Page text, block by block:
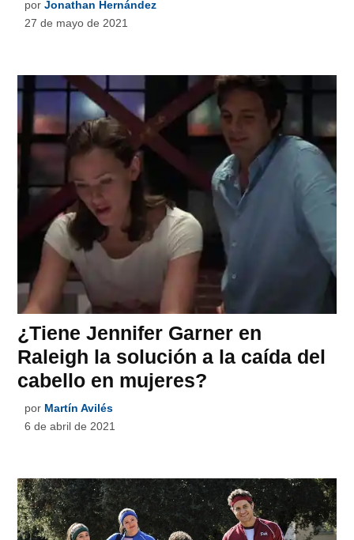
por Jonathan Hernández
27 de mayo de 2021
¿Tiene Jennifer Garner en
Raleigh la solución a la caída del
cabello en mujeres?
por Martín Avilés
6 de abril de 2021